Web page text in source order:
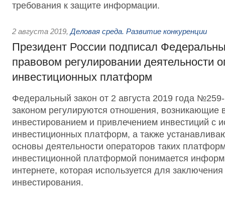
требования к защите информации.
2 августа 2019, Деловая среда. Развитие конкуренции
Президент России подписал
правовом регулировании деятельности
инвестиционных платформ
Федеральный закон от 2 августа 2019 года
законом регулируются отношения, возникающие
инвестированием и привлечением инвестиций с
инвестиционных платформ, а также
основы деятельности операторов таких
инвестиционной платформой понимается
интернете, которая используется для
инвестирования.